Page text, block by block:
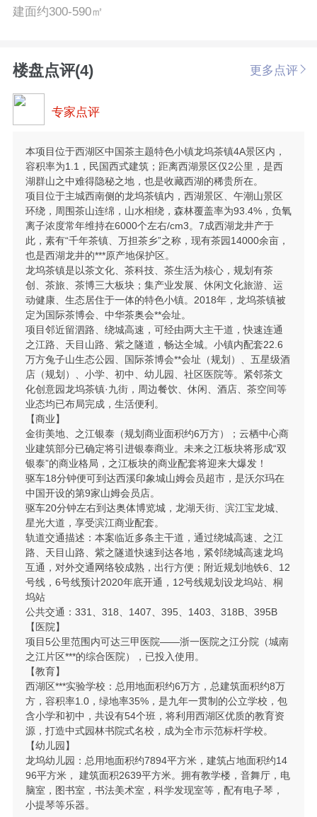
建面约300-590㎡
楼盘点评(4) 更多点评
专家点评
本项目位于西湖区中国茶主题特色小镇龙坞茶镇4A景区内，
容积率为1.1，民国西式建筑；距离西湖景区仅2公里，是西
湖群山之中难得隐秘之地，也是收藏西湖的稀贵所在。
项目位于主城西南侧的龙坞茶镇内，西湖景区、午潮山景区
环绕，周围茶山连绵，山水相绕，森林覆盖率为93.4%，负氧
离子浓度常年维持在6000个左右/cm3。7成西湖龙井产于
此，素有“千年茶镇、万担茶乡”之称，现有茶园14000余亩，
也是西湖龙井的***原产地保护区。
龙坞茶镇是以茶文化、茶科技、茶生活为核心，规划有茶
创、茶旅、茶博三大板块；集产业发展、休闲文化旅游、运
动健康、生态居住于一体的特色小镇。2018年，龙坞茶镇被
定为国际茶博会、中华茶奥会**会址。
项目邻近留泗路、绕城高速，可经由两大主干道，快速连通
之江路、天目山路、紫之隧道，畅达全城。小镇内配套22.6
万方兔子山生态公园、国际茶博会**会址（规划）、五星级酒
店（规划）、小学、初中、幼儿园、社区医院等。紧邻茶文
化创意园龙坞茶镇·九街，周边餐饮、休闲、酒店、茶空间等
业态均已布局完成，生活便利。
【商业】
金街美地、之江银泰（规划商业面积约6万方）；云栖中心商
业建筑部分已确定将引进银泰商业。未来之江板块将形成“双
银泰”的商业格局，之江板块的商业配套将迎来大爆发！
驱车18分钟便可到达西溪印象城山姆会员超市，是沃尔玛在
中国开设的第9家山姆会员店。
驱车20分钟左右到达奥体博览城，龙湖天街、滨江宝龙城、
星光大道，享受滨江商业配套。
轨道交通描述：本案临近多条主干道，通过绕城高速、之江
路、天目山路、紫之隧道快速到达各地，紧邻绕城高速龙坞
互通，对外交通网络较成熟，出行方便；附近规划地铁6、12
号线，6号线预计2020年底开通，12号线规划设龙坞站、桐
坞站
公共交通：331、318、1407、395、1403、318B、395B
【医院】
项目5公里范围内可达三甲医院——浙一医院之江分院（城南
之江片区***的综合医院），已投入使用。
【教育】
西湖区***实验学校：总用地面积约6万方，总建筑面积约8万
方，容积率1.0，绿地率35%，是九年一贯制的公立学校，包
含小学和初中，共设有54个班，将利用西湖区优质的教育资
源，打造中式园林书院式名校，成为全市示范标杆学校。
【幼儿园】
龙坞幼儿园：总用地面积约7894平方米，建筑占地面积约14
96平方米， 建筑面积2639平方米。拥有教学楼，音舞厅，电
脑室，图书室，书法美术室，科学发现室等，配有电子琴，
小提琴等乐器。